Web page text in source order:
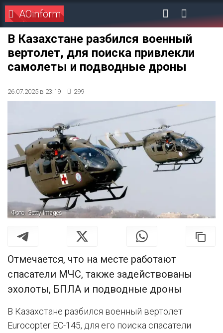
AOinform
В Казахстане разбился военный
вертолет, для поиска привлекли
самолеты и подводные дроны
26.07.2025 в 23:19 299
Фото: Getty Images
Отмечается, что на месте работают
спасатели МЧС, также задействованы
эхолоты, БПЛА и подводные дроны
В Казахстане разбился военный вертолет
Eurocopter EC-145, для его поиска спасатели